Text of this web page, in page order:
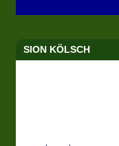
SION KÖLSCH